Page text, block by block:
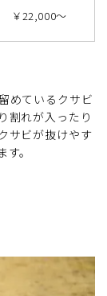
￥22,000～
めているクサビ
割れが入ったり
サビが抜けやす
。